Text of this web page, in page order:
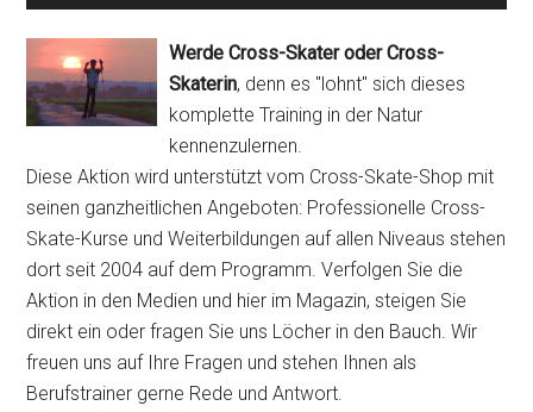
Werde Cross-Skater oder Cross-
Skaterin, denn es "lohnt" sich dieses
komplette Training in der Natur
kennenzulernen.
Diese Aktion wird unterstützt vom Cross-Skate-Shop mit
seinen ganzheitlichen Angeboten: Professionelle Cross-
Skate-Kurse und Weiterbildungen auf allen Niveaus stehen
dort seit 2004 auf dem Programm. Verfolgen Sie die
Aktion in den Medien und hier im Magazin, steigen Sie
direkt ein oder fragen Sie uns Löcher in den Bauch. Wir
freuen uns auf Ihre Fragen und stehen Ihnen als
Berufstrainer gerne Rede und Antwort.